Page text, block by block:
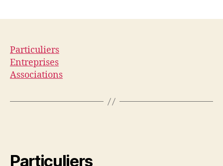
Particuliers
Entreprises
Associations
Particuliers